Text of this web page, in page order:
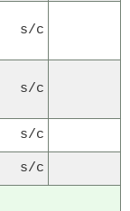
s/c
s/c
s/c
s/c